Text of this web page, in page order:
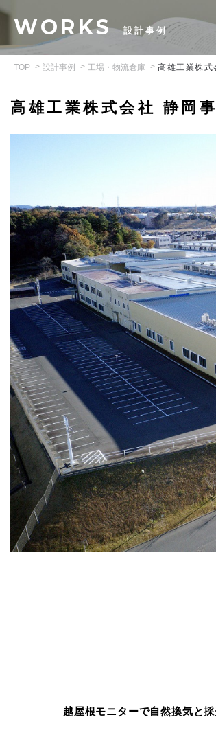
WORKS 設計事例
TOP 設計事例 工場・物流倉庫 高雄工業株式
高雄工業株式会社 静岡
越屋根モニターで自然換気と